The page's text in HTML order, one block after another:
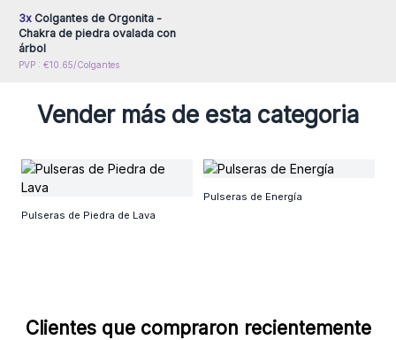
3xColgantes de Orgonita -
Chakra de piedra ovalada con
árbol
PVP : €10.65/Colgantes
Vender más de esta categoria
Pulseras de Piedra de Lava
Pulseras de Energía
Clientes que compraron recientemente